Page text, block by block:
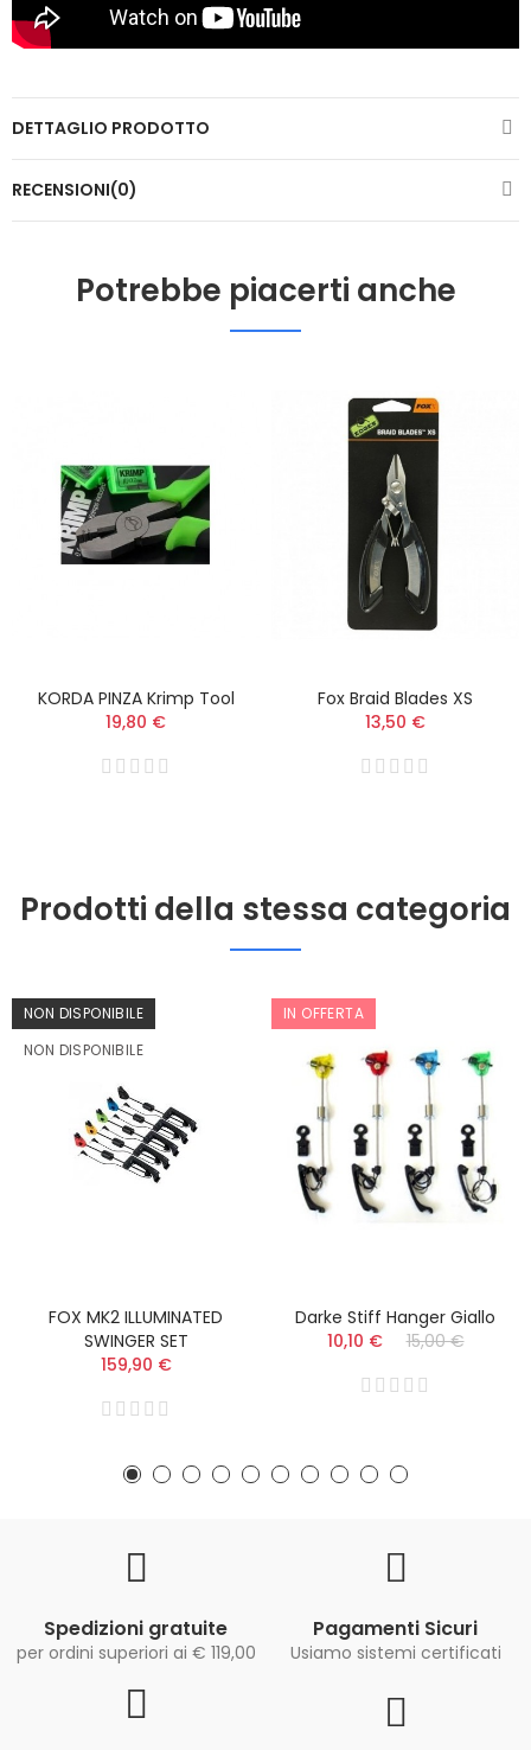
DETTAGLIO PRODOTTO
RECENSIONI(0)
Potrebbe piacerti anche
KORDA PINZA Krimp Tool
19,80 €
Fox Braid Blades XS
13,50 €
Prodotti della stessa categoria
NON DISPONIBILE
NON DISPONIBILE
FOX MK2 ILLUMINATED
SWINGER SET
159,90 €
IN OFFERTA
Darke Stiff Hanger Giallo
10,10 €
15,00 €
Spedizioni gratuite
per ordini superiori ai € 119,00
Pagamenti Sicuri
Usiamo sistemi certificati